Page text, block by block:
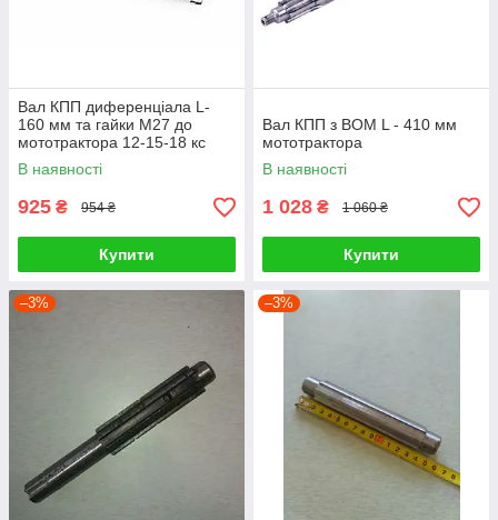
Вал КПП диференціала L-
160 мм та гайки М27 до
мототрактора 12-15-18 кс
В наявності
925 ₴ 954 ₴
Купити
Вал КПП з ВОМ L - 410 мм
мототрактора
В наявності
1 028 ₴ 1 060 ₴
Купити
–3% –3%